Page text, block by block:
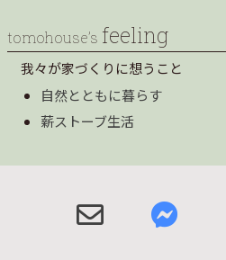
tomohouse’s feeling
我々が家づくりに想うこと
自然とともに暮らす
薪ストーブ生活